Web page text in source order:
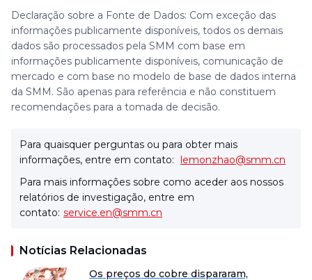
Declaração sobre a Fonte de Dados: Com exceção das
informações publicamente disponíveis, todos os demais
dados são processados pela SMM com base em
informações publicamente disponíveis, comunicação de
mercado e com base no modelo de base de dados interna
da SMM. São apenas para referência e não constituem
recomendações para a tomada de decisão.
Para quaisquer perguntas ou para obter mais
informações, entre em contato: lemonzhao@smm.cn
Para mais informações sobre como aceder aos nossos
relatórios de investigação, entre em
contato: service.en@smm.cn
Notícias Relacionadas
Os preços do cobre dispararam,